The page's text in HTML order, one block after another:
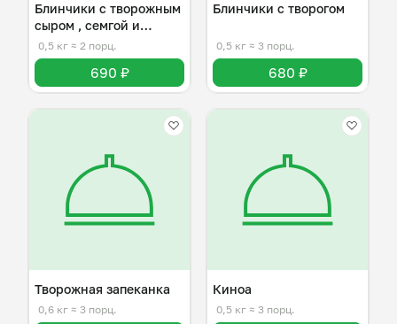
Блинчики с творожным
сыром , семгой и
огурцом
0,5 кг ≈ 2 порц.
690 ₽
Блинчики с творогом
0,5 кг ≈ 3 порц.
680 ₽
Творожная запеканка
0,6 кг ≈ 3 порц.
Киноа
0,5 кг ≈ 3 порц.